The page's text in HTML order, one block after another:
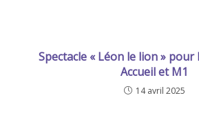
Spectacle « Léon le lion »
Accueil et M1
14 avril 2025